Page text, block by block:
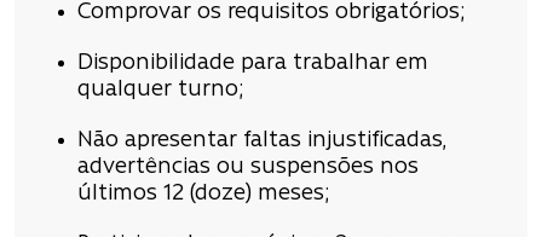
Comprovar os requisitos obrigatórios;
Disponibilidade para trabalhar em
qualquer turno;
Não apresentar faltas injustificadas,
advertências ou suspensões nos
últimos 12 (doze) meses;